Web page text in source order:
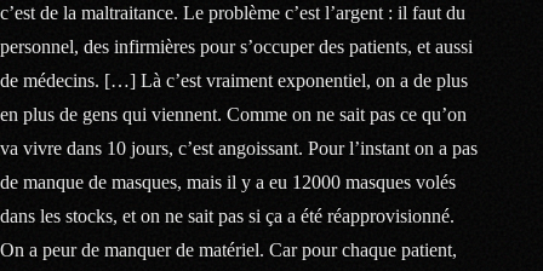
c’est de la maltraitance. Le problème c’est l’argent : il faut du
personnel, des infirmières pour s’occuper des patients, et aussi
de médecins. […] Là c’est vraiment exponentiel, on a de plus
en plus de gens qui viennent. Comme on ne sait pas ce qu’on
va vivre dans 10 jours, c’est angoissant. Pour l’instant on a pas
de manque de masques, mais il y a eu 12000 masques volés
dans les stocks, et on ne sait pas si ça a été réapprovisionné.
On a peur de manquer de matériel. Car pour chaque patient,